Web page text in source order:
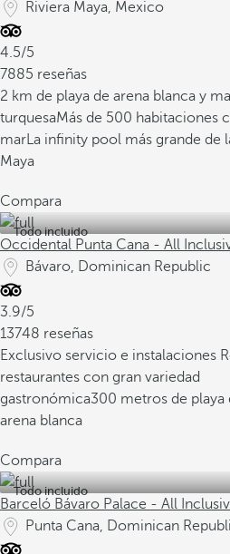
Riviera Maya, Mexico
4.5/5
7885 reseñas
2 km de playa de arena blanca y
turquesaMás de 500 habitaciones
marLa infinity pool más grande de
Maya
Compara
Todo incluido
Occidental Punta Cana - All
Bávaro, Dominican Republic
3.9/5
13748 reseñas
Exclusivo servicio e instalaciones
restaurantes con gran variedad
gastronómica300 metros de playa
arena blanca
Compara
Todo incluido
Barceló Bávaro Palace - All
Punta Cana, Dominican